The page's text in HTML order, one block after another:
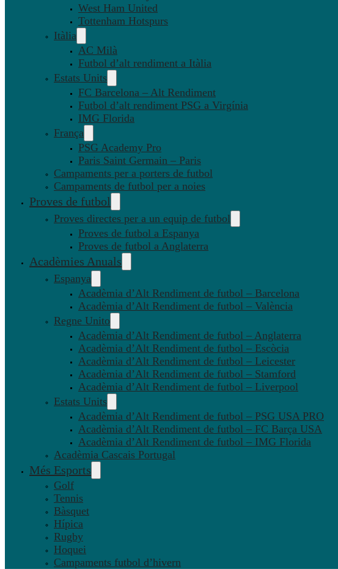
West Ham United
Tottenham Hotspurs
Itàlia
AC Milà
Futbol d’alt rendiment a Itàlia
Estats Units
FC Barcelona – Alt Rendiment
Futbol d’alt rendiment PSG a Virgínia
IMG Florida
França
PSG Academy Pro
Paris Saint Germain – Paris
Campaments per a porters de futbol
Campaments de futbol per a noies
Proves de futbol
Proves directes per a un equip de futbol
Proves de futbol a Espanya
Proves de futbol a Anglaterra
Acadèmies Anuals
Espanya
Acadèmia d’Alt Rendiment de futbol – Barcelona
Acadèmia d’Alt Rendiment de futbol – València
Regne Unito
Acadèmia d’Alt Rendiment de futbol – Anglaterra
Acadèmia d’Alt Rendiment de futbol – Escòcia
Acadèmia d’Alt Rendiment de futbol – Leicester
Acadèmia d’Alt Rendiment de futbol – Stamford
Acadèmia d’Alt Rendiment de futbol – Liverpool
Estats Units
Acadèmia d’Alt Rendiment de futbol – PSG USA PRO
Acadèmia d’Alt Rendiment de futbol – FC Barça USA
Acadèmia d’Alt Rendiment de futbol – IMG Florida
Acadèmia Cascais Portugal
Més Esports
Golf
Tennis
Bàsquet
Hípica
Rugby
Hoquei
Campaments futbol d’hivern